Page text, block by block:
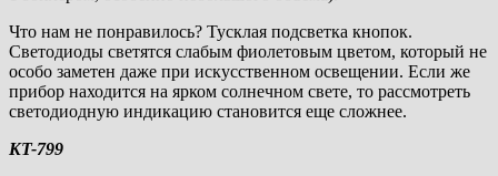
Что нам не понравилось? Тусклая подсветка кнопок.
Светодиоды светятся слабым фиолетовым цветом, который не
особо заметен даже при искусственном освещении. Если же
прибор находится на ярком солнечном свете, то рассмотреть
светодиодную индикацию становится еще сложнее.
KT-799